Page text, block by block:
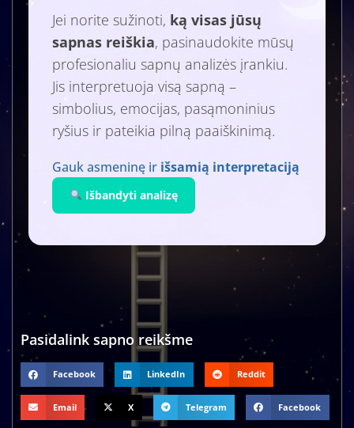
Jei norite sužinoti, ką visas jūsų
sapnas reiškia, pasinaudokite mūsų
profesionaliu sapnų analizės įrankiu.
Jis interpretuoja visą sapną –
simbolius, emocijas, pasąmoninius
ryšius ir pateikia pilną paaiškinimą.
Gauk asmeninę ir išsamią interpretaciją
Išbandyti analizę
Pasidalink sapno reikšme
Facebook LinkedIn Reddit
Email X Telegram Facebook